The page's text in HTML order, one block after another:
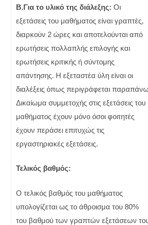
Β.Για το υλικό της διάλεξης: Οι
εξετάσεις του μαθήματος είναι γραπτές,
διαρκούν 2 ώρες και αποτελούνται από
ερωτήσεις πολλαπλής επιλογής και
ερωτήσεις κριτικής ή σύντομης
απάντησης. Η εξεταστέα ύλη είναι οι
διαλέξεις όπως περιγράφεται
Δικαίωμα συμμετοχής στις εξετάσεις του
μαθήματος έχουν μόνο όσοι φοιτητές
έχουν περάσει επιτυχώς τις
εργαστηριακές εξετάσεις.
Τελικός βαθμός:
Ο τελικός βαθμός του μαθήματος
υπολογίζεται ως το άθροισμα του 80%
του βαθμού των γραπτών εξετάσεων